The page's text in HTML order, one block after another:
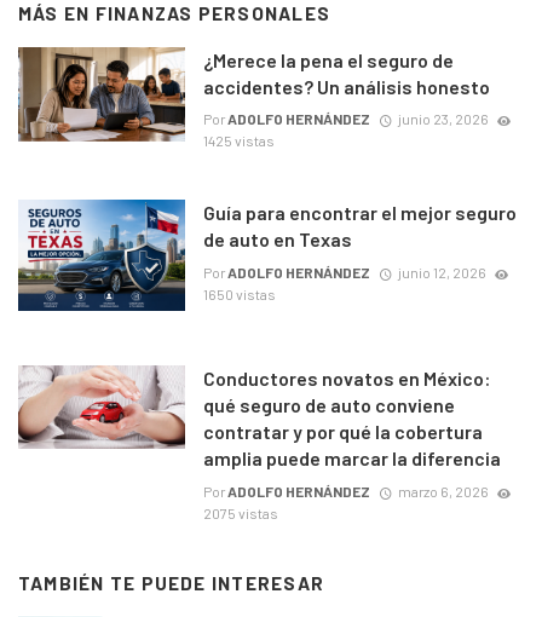
MÁS EN FINANZAS PERSONALES
¿Merece la pena el seguro de
accidentes? Un análisis honesto
PorADOLFO HERNÁNDEZ
junio 23, 2026
1425 vistas
Guía para encontrar el mejor seguro
de auto en Texas
Por ADOLFO HERNÁNDEZ
junio 12, 2026
1650 vistas
Conductores novatos en México:
qué seguro de auto conviene
contratar y por qué la cobertura
amplia puede marcar la diferencia
Por ADOLFO HERNÁNDEZ
marzo 6, 2026
2075 vistas
TAMBIÉN TE PUEDE INTERESAR